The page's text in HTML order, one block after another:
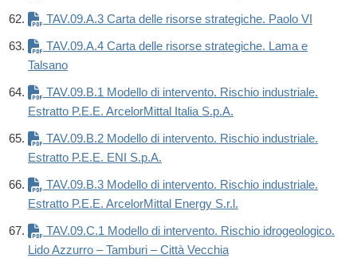
TAV.09.A.3 Carta delle risorse strategiche. Paolo VI
TAV.09.A.4 Carta delle risorse strategiche. Lama e
Talsano
TAV.09.B.1 Modello di intervento. Rischio industriale.
Estratto P.E.E. ArcelorMittal Italia S.p.A.
TAV.09.B.2 Modello di intervento. Rischio industriale.
Estratto P.E.E. ENI S.p.A.
TAV.09.B.3 Modello di intervento. Rischio industriale.
Estratto P.E.E. ArcelorMittal Energy S.r.l.
TAV.09.C.1 Modello di intervento. Rischio idrogeologico.
Lido Azzurro – Tamburi – Città Vecchia